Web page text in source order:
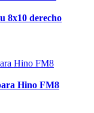
8x10 derecho
Hino FM8